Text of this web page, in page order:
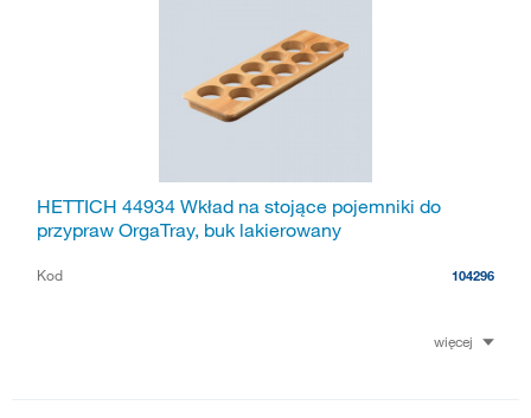
HETTICH 44934 Wkład na stojące pojemniki do
przypraw OrgaTray, buk lakierowany
Kod 104296
więcej